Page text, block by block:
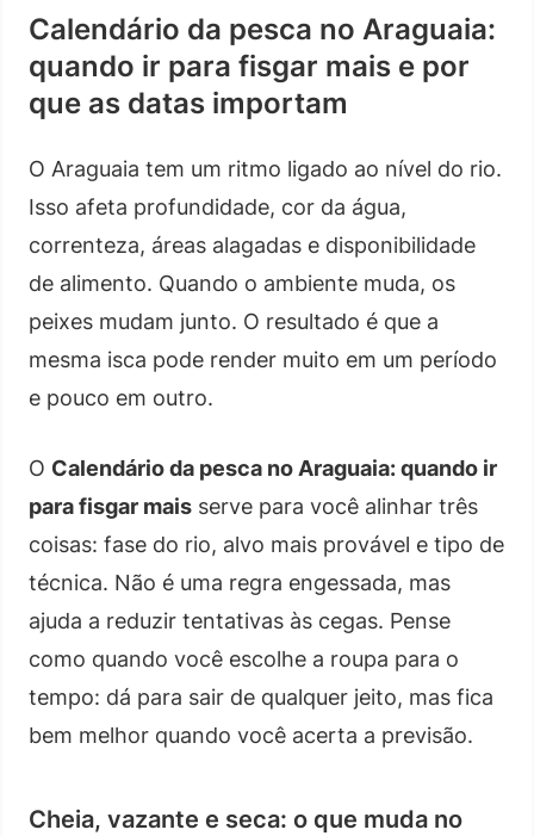
Calendário da pesca no Araguaia:
quando ir para fisgar mais e por
que as datas importam
O Araguaia tem um ritmo ligado ao nível do rio.
Isso afeta profundidade, cor da água,
correnteza, áreas alagadas e disponibilidade
de alimento. Quando o ambiente muda, os
peixes mudam junto. O resultado é que a
mesma isca pode render muito em um período
e pouco em outro.
O Calendário da pesca no Araguaia: quando ir
para fisgar mais serve para você alinhar três
coisas: fase do rio, alvo mais provável e tipo de
técnica. Não é uma regra engessada, mas
ajuda a reduzir tentativas às cegas. Pense
como quando você escolhe a roupa para o
tempo: dá para sair de qualquer jeito, mas fica
bem melhor quando você acerta a previsão.
Cheia, vazante e seca: o que muda no